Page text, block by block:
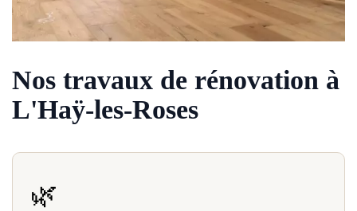
Nos travaux de rénovation à
L'Haÿ-les-Roses
🌿